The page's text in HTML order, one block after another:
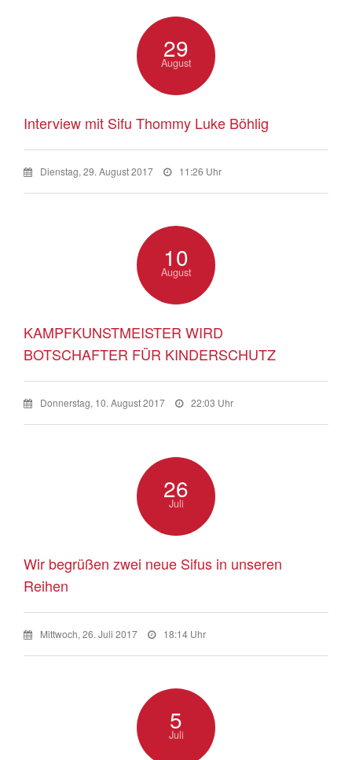
29
August
Interview mit Sifu Thommy Luke Böhlig
Dienstag, 29. August 2017 11:26 Uhr
10
August
KAMPFKUNSTMEISTER WIRD
BOTSCHAFTER FÜR KINDERSCHUTZ
Donnerstag, 10. August 2017 22:03 Uhr
26
Juli
Wir begrüßen zwei neue Sifus in unseren
Reihen
Mittwoch, 26. Juli 2017 18:14 Uhr
5
Juli